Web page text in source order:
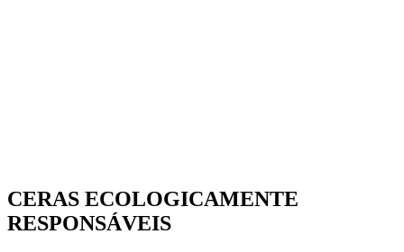
CERAS ECOLOGICAMENTE
RESPONSÁVEIS